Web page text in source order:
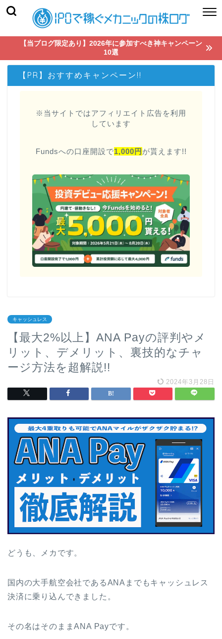
【当ブログ限定あり】2026年に参加すべき神キャンペーン
10選
【PR】おすすめキャンペーン!!
※当サイトではアフィリエイト広告を利用
しています
Fundsへの口座開設で1,000円 が貰えます!!
キャッシュレス
【最大2%以上】ANA Payの評判やメ
リット、デメリット、裏技的なチャ
ージ方法を超解説!!
2024年3月28日
どうも、メカです。
国内の大手航空会社であるANAまでもキャッシュレス
決済に乗り込んできました。
その名はそのままANA Payです。